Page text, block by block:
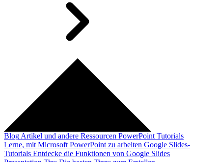
Blog Artikel und andere Ressourcen PowerPoint Tutorials
Lerne, mit Microsoft PowerPoint zu arbeiten Google Slides-
Tutorials Entdecke die Funktionen von Google Slides